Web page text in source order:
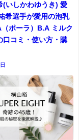
(いしかわゆうき) 愛
希選手が愛用の泡乳
ポーラ）B.A ミルク
口コミ・使い方・購